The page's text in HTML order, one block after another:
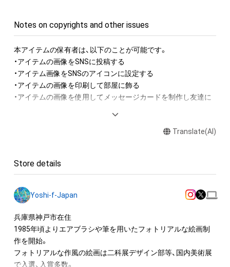
Notes on copyrights and other issues
本アイテムの保有者は、以下のことが可能です。
・アイテムの画像をSNSに投稿する
・アイテム画像をSNSのアイコンに設定する
・アイテムの画像を印刷して部屋に飾る
・アイテムの画像を使用してメッセージカードを制作し友達に
権(著作権、特許権、実用新案権、商標権、意匠権その他の知的財
出願する権利を含みます。)を意味します。)は、本アイテムの著
作権を有する方、著作隣接権の権利者またはその管理委託を受
けている者によって保護されています。そのため、本アイテム
を保有していたとしても、本アイテムに関する創作物にかかる
知的財産権を有することを意味しません。
・本アイテムの著作権を有する方、著作隣接権の権利者またはそ
の管理委託を受けている者からの事前の同意なしに、上記の「本
Translate(AI)
Store details
Yoshi-f-Japan
兵庫県神戸市在住
1985年頃よりエアブラシや筆を用いたフォトリアルな絵画制
作を開始。
フォトリアルな作風の絵画は二科展デザイン部等、国内美術展
で入選、入賞多数。